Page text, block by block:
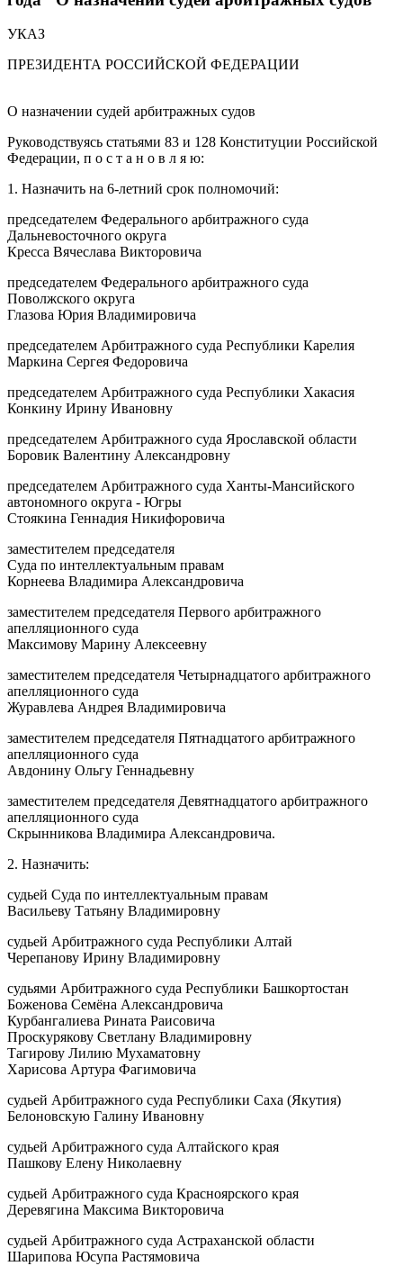
УКАЗ
ПРЕЗИДЕНТА РОССИЙСКОЙ ФЕДЕРАЦИИ
О назначении судей арбитражных судов
Руководствуясь статьями 83 и 128 Конституции Российской
Федерации, п о с т а н о в л я ю:
1. Назначить на 6-летний срок полномочий:
председателем Федерального арбитражного суда
Дальневосточного округа
Кресса Вячеслава Викторовича
председателем Федерального арбитражного суда
Поволжского округа
Глазова Юрия Владимировича
председателем Арбитражного суда Республики Карелия
Маркина Сергея Федоровича
председателем Арбитражного суда Республики Хакасия
Конкину Ирину Ивановну
председателем Арбитражного суда Ярославской области
Боровик Валентину Александровну
председателем Арбитражного суда Ханты-Мансийского
автономного округа - Югры
Стоякина Геннадия Никифоровича
заместителем председателя
Суда по интеллектуальным правам
Корнеева Владимира Александровича
заместителем председателя Первого арбитражного
апелляционного суда
Максимову Марину Алексеевну
заместителем председателя Четырнадцатого арбитражного
апелляционного суда
Журавлева Андрея Владимировича
заместителем председателя Пятнадцатого арбитражного
апелляционного суда
Авдонину Ольгу Геннадьевну
заместителем председателя Девятнадцатого арбитражного
апелляционного суда
Скрынникова Владимира Александровича.
2. Назначить:
судьей Суда по интеллектуальным правам
Васильеву Татьяну Владимировну
судьей Арбитражного суда Республики Алтай
Черепанову Ирину Владимировну
судьями Арбитражного суда Республики Башкортостан
Боженова Семёна Александровича
Курбангалиева Рината Раисовича
Проскурякову Светлану Владимировну
Тагирову Лилию Мухаматовну
Харисова Артура Фагимовича
судьей Арбитражного суда Республики Саха (Якутия)
Белоновскую Галину Ивановну
судьей Арбитражного суда Алтайского края
Пашкову Елену Николаевну
судьей Арбитражного суда Красноярского края
Деревягина Максима Викторовича
судьей Арбитражного суда Астраханской области
Шарипова Юсупа Растямовича